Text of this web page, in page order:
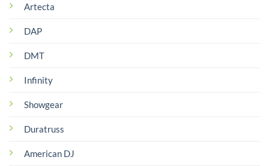
Artecta
DAP
DMT
Infinity
Showgear
Duratruss
American DJ